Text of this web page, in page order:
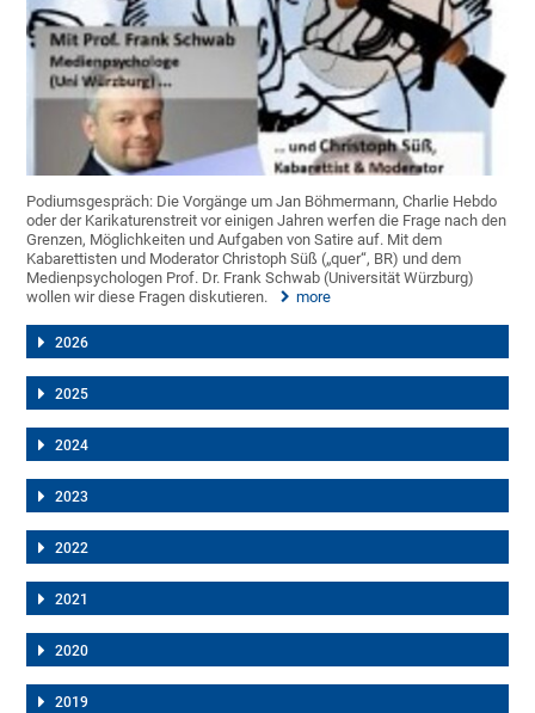
Podiumsgespräch: Die Vorgänge um Jan Böhmermann, Charlie Hebdo
oder der Karikaturenstreit vor einigen Jahren werfen die Frage nach den
Grenzen, Möglichkeiten und Aufgaben von Satire auf. Mit dem
Kabarettisten und Moderator Christoph Süß („quer“, BR) und dem
Medienpsychologen Prof. Dr. Frank Schwab (Universität Würzburg)
wollen wir diese Fragen diskutieren.
more
2026
2025
2024
2023
2022
2021
2020
2019